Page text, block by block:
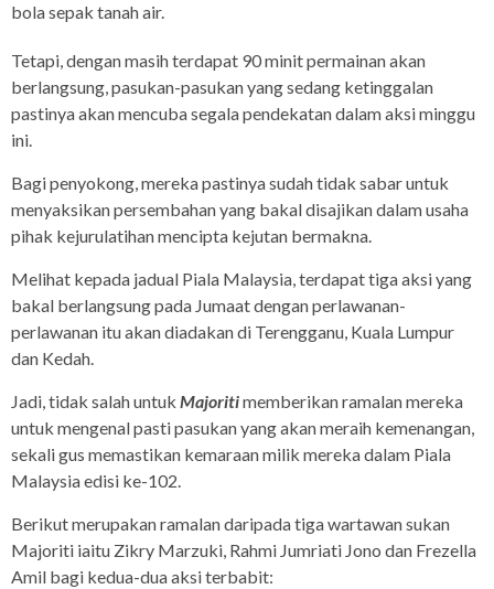
bola sepak tanah air.
Tetapi, dengan masih terdapat 90 minit permainan akan
berlangsung, pasukan-pasukan yang sedang ketinggalan
pastinya akan mencuba segala pendekatan dalam aksi minggu
ini.
Bagi penyokong, mereka pastinya sudah tidak sabar untuk
menyaksikan persembahan yang bakal disajikan dalam usaha
pihak kejurulatihan mencipta kejutan bermakna.
Melihat kepada jadual Piala Malaysia, terdapat tiga aksi yang
bakal berlangsung pada Jumaat dengan perlawanan-
perlawanan itu akan diadakan di Terengganu, Kuala Lumpur
dan Kedah.
Jadi, tidak salah untuk Majoritimemberikan ramalan mereka
untuk mengenal pasti pasukan yang akan meraih kemenangan,
sekali gus memastikan kemaraan milik mereka dalam Piala
Malaysia edisi ke-102.
Berikut merupakan ramalan daripada tiga wartawan sukan
Majoriti iaitu Zikry Marzuki, Rahmi Jumriati Jono dan Frezella
Amil bagi kedua-dua aksi terbabit: